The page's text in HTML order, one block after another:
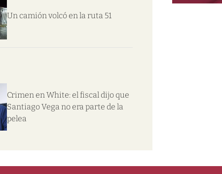
Un camión volcó en la ruta 51
Crimen en White: el fiscal dijo que
Santiago Vega no era parte de la
pelea